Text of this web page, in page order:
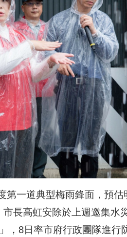
第一道典型梅雨鋒面，預
長高虹安除於上週邀集水
，8日率市府行政團隊進行